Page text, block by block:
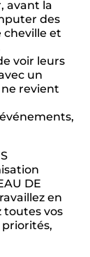
avant la
des
cheville et
voir leurs
un
revient
DE
en
toutes vos
priorités,